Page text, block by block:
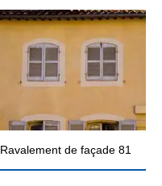
Ravalement de façade 81